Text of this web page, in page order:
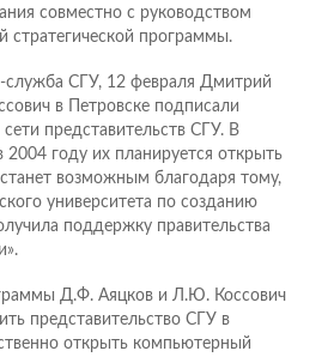
совместно с руководством
стратегической программы.
служба СГУ, 12 февраля Дмитрий
в Петровске подписали
представительств СГУ. В
2004 году их планируется открыть
возможным благодаря тому,
университета по созданию
поддержку правительства
Д.Ф. Аяцков и Л.Ю. Коссович
представительство СГУ в
открыть компьютерный